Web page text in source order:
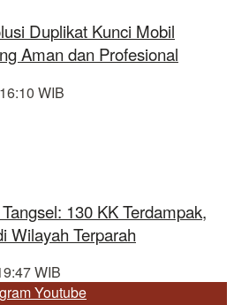
Duplikat Kunci Mobil
Aman dan Profesional
WIB
130 KK Terdampak,
Wilayah Terparah
WIB
Youtube